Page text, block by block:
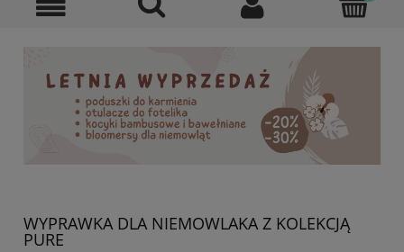
WYPRAWKA DLA NIEMOWLAKA Z KOLEKCJĄ
PURE